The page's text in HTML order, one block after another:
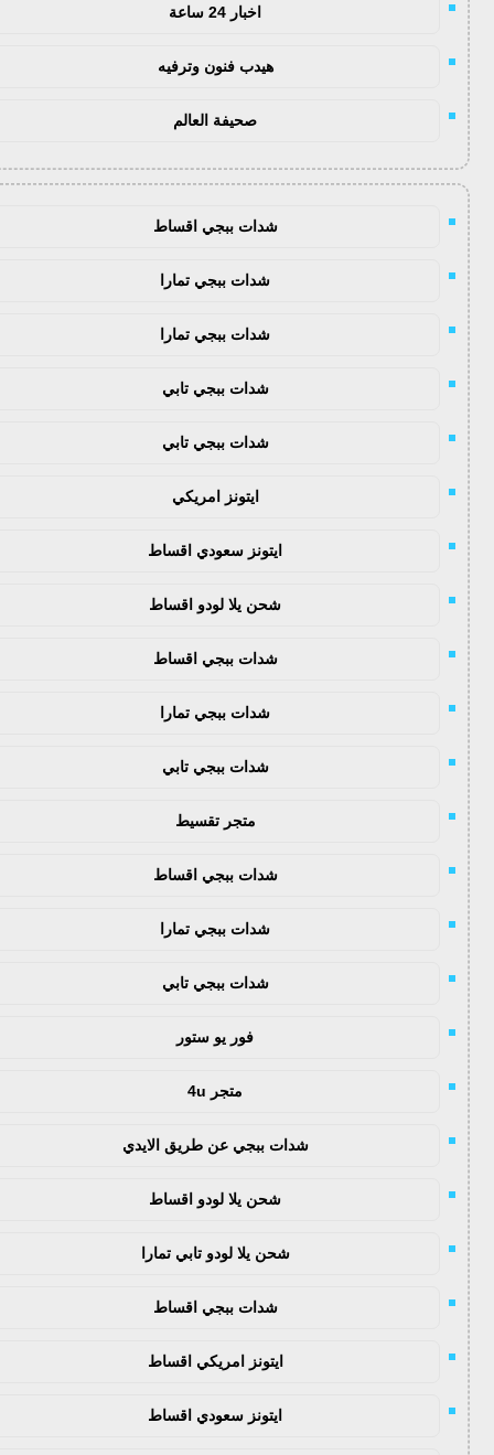
اخبار 24 ساعة
هيدب فنون وترفيه
صحيفة العالم
شدات ببجي اقساط
شدات ببجي تمارا
شدات ببجي تمارا
شدات ببجي تابي
شدات ببجي تابي
ايتونز امريكي
ايتونز سعودي اقساط
شحن يلا لودو اقساط
شدات ببجي اقساط
شدات ببجي تمارا
شدات ببجي تابي
متجر تقسيط
شدات ببجي اقساط
شدات ببجي تمارا
شدات ببجي تابي
فور يو ستور
متجر 4u
شدات ببجي عن طريق الايدي
شحن يلا لودو اقساط
شحن يلا لودو تابي تمارا
شدات ببجي اقساط
ايتونز امريكي اقساط
ايتونز سعودي اقساط